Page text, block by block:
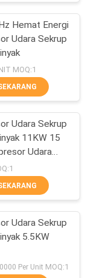
65
14
79
Hemat Energi
Udara Sekrup
MOQ:1
Udara Sekrup
11KW 15
Udara
Udara Sekrup
5.5KW
Per Unit MOQ:1